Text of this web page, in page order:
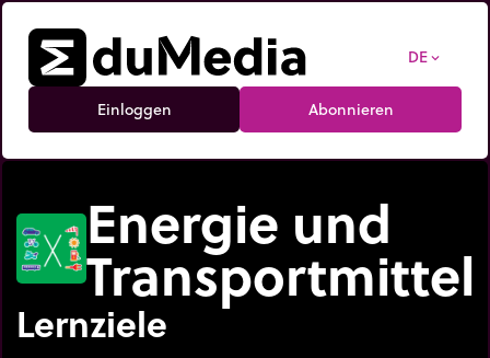
DE expand_more
Einloggen Abonnieren
Energie und
Transportmittel
Lernziele